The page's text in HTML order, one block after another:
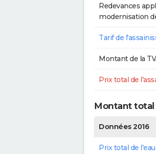
Redevances
modernisation
Tarif de
Montant de la
Prix total de
Montant
Données 2016
Prix total de